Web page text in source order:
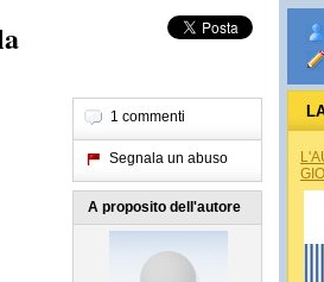
1 commenti
Segnala un abuso
A proposito dell'autore